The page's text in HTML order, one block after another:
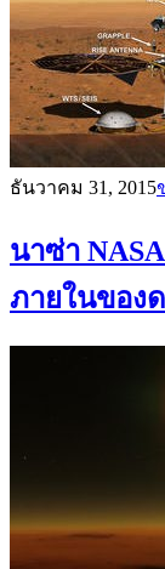
ธันวาคม 31, 2015
นาซ่า
ภายในของ